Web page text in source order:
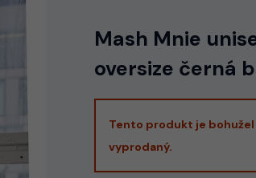
Mash Mnie
oversize černá
Tento produkt je bohužel
vyprodaný.